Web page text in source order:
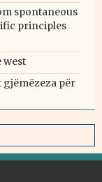
spontaneous
principles
west
gjëmëzeza për